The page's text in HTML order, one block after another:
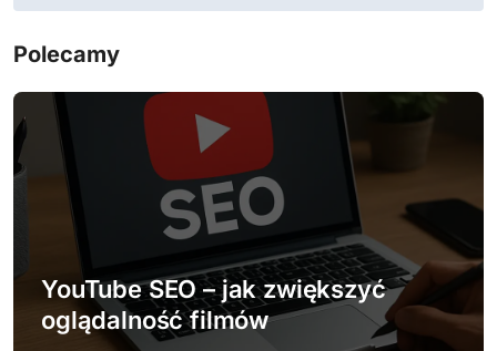
i
g
a
c
Polecamy
YouTube SEO – jak zwiększyć
oglądalność filmów